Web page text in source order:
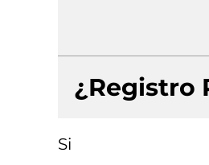
¿Registro
Si